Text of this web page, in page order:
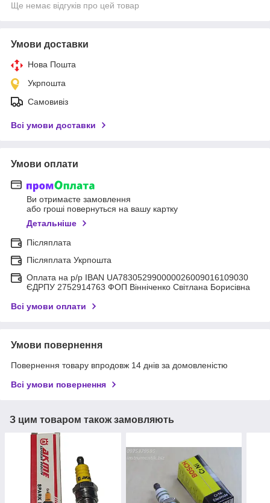
Ще немає відгуків про цей товар
Умови доставки
Нова Пошта
Укрпошта
Самовивіз
Всі умови доставки
Умови оплати
Ви отримаєте замовлення
або гроші повернуться на вашу картку
Детальніше
Післяплата
Післяплата Укрпошта
Оплата на р/р IBAN UA783052990000026009016109030
ЄДРПУ 2752914763 ФОП Вінніченко Світлана Борисівна
Всі умови оплати
Умови повернення
Повернення товару впродовж 14 днів за домовленістю
Всі умови повернення
З цим товаром також замовляють